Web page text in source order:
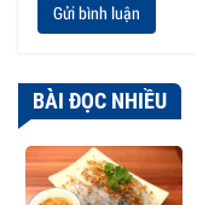
Gửi bình luận
BÀI ĐỌC NHIỀU